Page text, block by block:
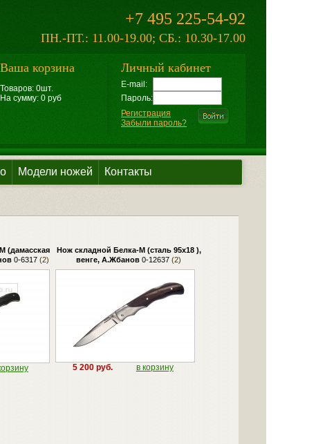
+7 495 225-54-92
ПН.-ПТ.: 11.00-19.00; СБ.: 10.30-17.00
Ваша корзина
Товаров: 0шт.
На сумму: 0 руб
Личный кабинет
E-mail:
Пароль:
Регистрация
Забыли пароль?
Модели ножей Контакты
(дамасская
0-6317 (2)
Нож складной Белка-М (сталь 95х18 ),
венге, А.Жбанов 0-12637 (2)
5 200 руб. в корзину